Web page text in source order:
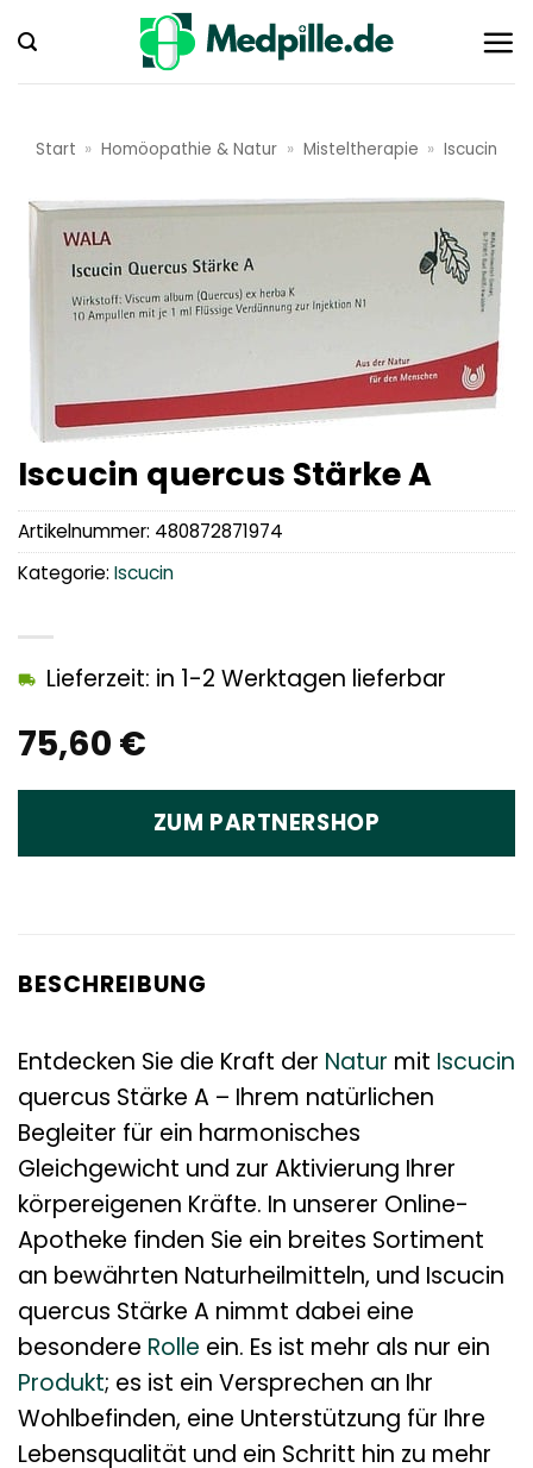
Inhalt
springen
Start » Homöopathie & Natur » Misteltherapie » Iscucin
Iscucin quercus Stärke A
75,60 €
Lieferzeit: in 1-2 Werktagen lieferbar
ZUM PARTNERSHOP
Artikelnummer: 480872871974
Kategorie: Iscucin
BESCHREIBUNG
Entdecken Sie die Kraft der Natur mit Iscucin
quercus Stärke A – Ihrem natürlichen
Begleiter für ein harmonisches
Gleichgewicht und zur Aktivierung Ihrer
körpereigenen Kräfte. In unserer Online-
Apotheke finden Sie ein breites Sortiment
an bewährten Naturheilmitteln, und Iscucin
quercus Stärke A nimmt dabei eine
besondere Rolle ein. Es ist mehr als nur ein
Produkt; es ist ein Versprechen an Ihr
Wohlbefinden, eine Unterstützung für Ihre
Lebensqualität und ein Schritt hin zu mehr